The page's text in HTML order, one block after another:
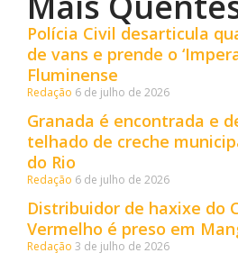
Polícia Civil desarticula
de vans e prende o
Fluminense
Redação 6 de julho de 2026
Granada é encontrada e
telhado de creche
do Rio
Redação 6 de julho de 2026
Distribuidor de haxixe do
Vermelho é preso em
Redação 3 de julho de 2026